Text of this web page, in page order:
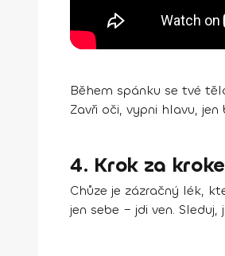
Během spánku se tvé
Zavři oči, vypni hlavu,
4. Krok za
Chůze je zázračný lék,
jen sebe – jdi ven.